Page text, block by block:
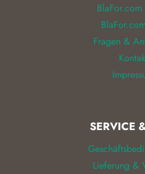
Fragen &
SERVICE
Lieferung &